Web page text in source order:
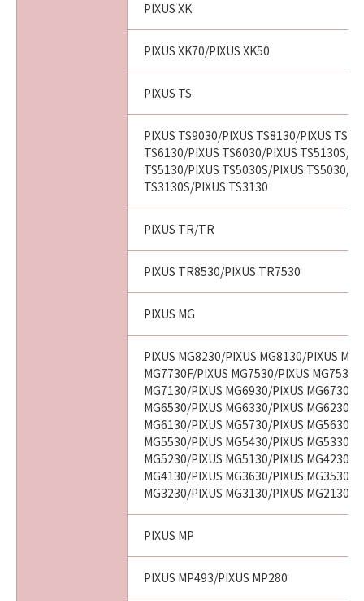
PIXUS XK
PIXUS XK70/PIXUS XK50
PIXUS TS
PIXUS TS9030/PIXUS TS8130/PIXUS
TS6130/PIXUS TS6030/PIXUS TS5130S/
TS5130/PIXUS TS5030S/PIXUS TS5030/
TS3130S/PIXUS TS3130
PIXUS TR/TR
PIXUS TR8530/PIXUS TR7530
PIXUS MG
PIXUS MG8230/PIXUS MG8130/PIXUS
MG7730F/PIXUS MG7530/PIXUS
MG7130/PIXUS MG6930/PIXUS MG6730/
MG6530/PIXUS MG6330/PIXUS MG6230/
MG6130/PIXUS MG5730/PIXUS MG5630/
MG5530/PIXUS MG5430/PIXUS MG5330/
MG5230/PIXUS MG5130/PIXUS MG4230/
MG4130/PIXUS MG3630/PIXUS MG3530/
MG3230/PIXUS MG3130/PIXUS MG2130
PIXUS MP
PIXUS MP493/PIXUS MP280